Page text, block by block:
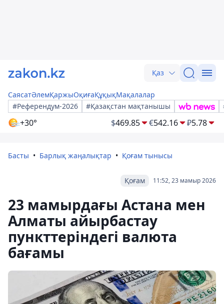
Қаз
СаясатӘлемҚаржыОқиғаҚұқықМақалалар
#Референдум-2026
#Қазақстан мақтанышы
+30° $469.85 €542.16 ₽5.78
Басты Барлық жаңалықтар Қоғам тынысы
11:52, 23 мамыр 2026
Қоғам
23 мамырдағы Астана мен
Алматы айырбастау
пункттеріндегі валюта
бағамы